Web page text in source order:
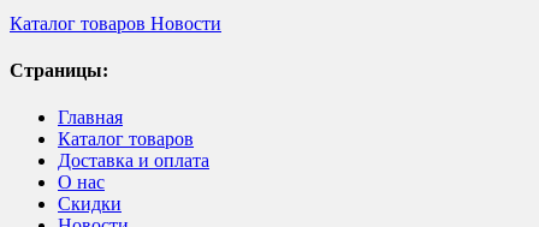
Каталог товаров Новости
Страницы:
Главная
Каталог товаров
Доставка и оплата
О нас
Скидки